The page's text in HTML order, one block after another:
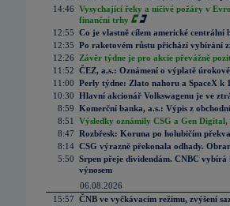
14:46 Vysychající řeky a ničivé požáry v
finanční trhy
12:55 Co je vlastně cílem americké centrální
12:35 Po raketovém růstu přichází vybírání
12:26
Závěr týdne je pro akcie převážně
11:52 ČEZ, a.s.: Oznámení o výplatě
11:00 Perly týdne: Zlato nahoru a SpaceX k
10:30 Hlavní akcionář Volkswagenu je ve
8:59 Komerční banka, a.s.: Výpis z
8:51
Výsledky oznámily CSG a Gen
8:47 Rozbřesk: Koruna po holubičím
8:14 CSG výrazně překonala odhady.
5:50 Srpen přeje dividendám. CNBC
výnosem
06.08.2026
15:57 ČNB ve vyčkávacím režimu, zvýšení